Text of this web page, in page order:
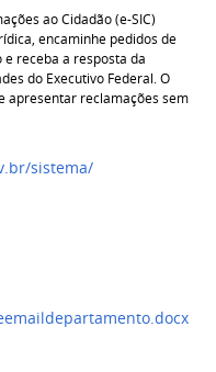
ao Cidadão (e-SIC)
encaminhe pedidos de
receba a resposta da
do Executivo Federal. O
apresentar reclamações sem
sistema/